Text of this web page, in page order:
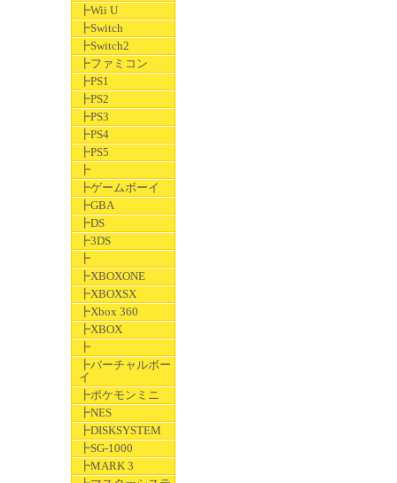
┣Wii U
┣Switch
┣Switch2
┣ファミコン
┣PS1
┣PS2
┣PS3
┣PS4
┣PS5
┣
┣ゲームボーイ
┣GBA
┣DS
┣3DS
┣
┣XBOXONE
┣XBOXSX
┣Xbox 360
┣XBOX
┣
┣バーチャルボー
イ
┣ポケモンミニ
┣NES
┣DISKSYSTEM
┣SG-1000
┣MARK 3